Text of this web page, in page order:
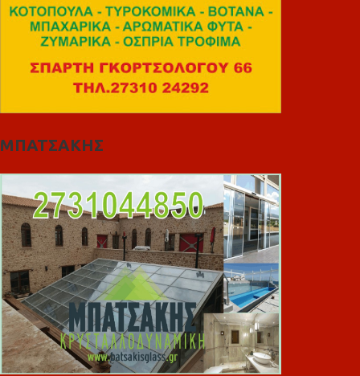
ΜΠΑΤΣΑΚΗΣ